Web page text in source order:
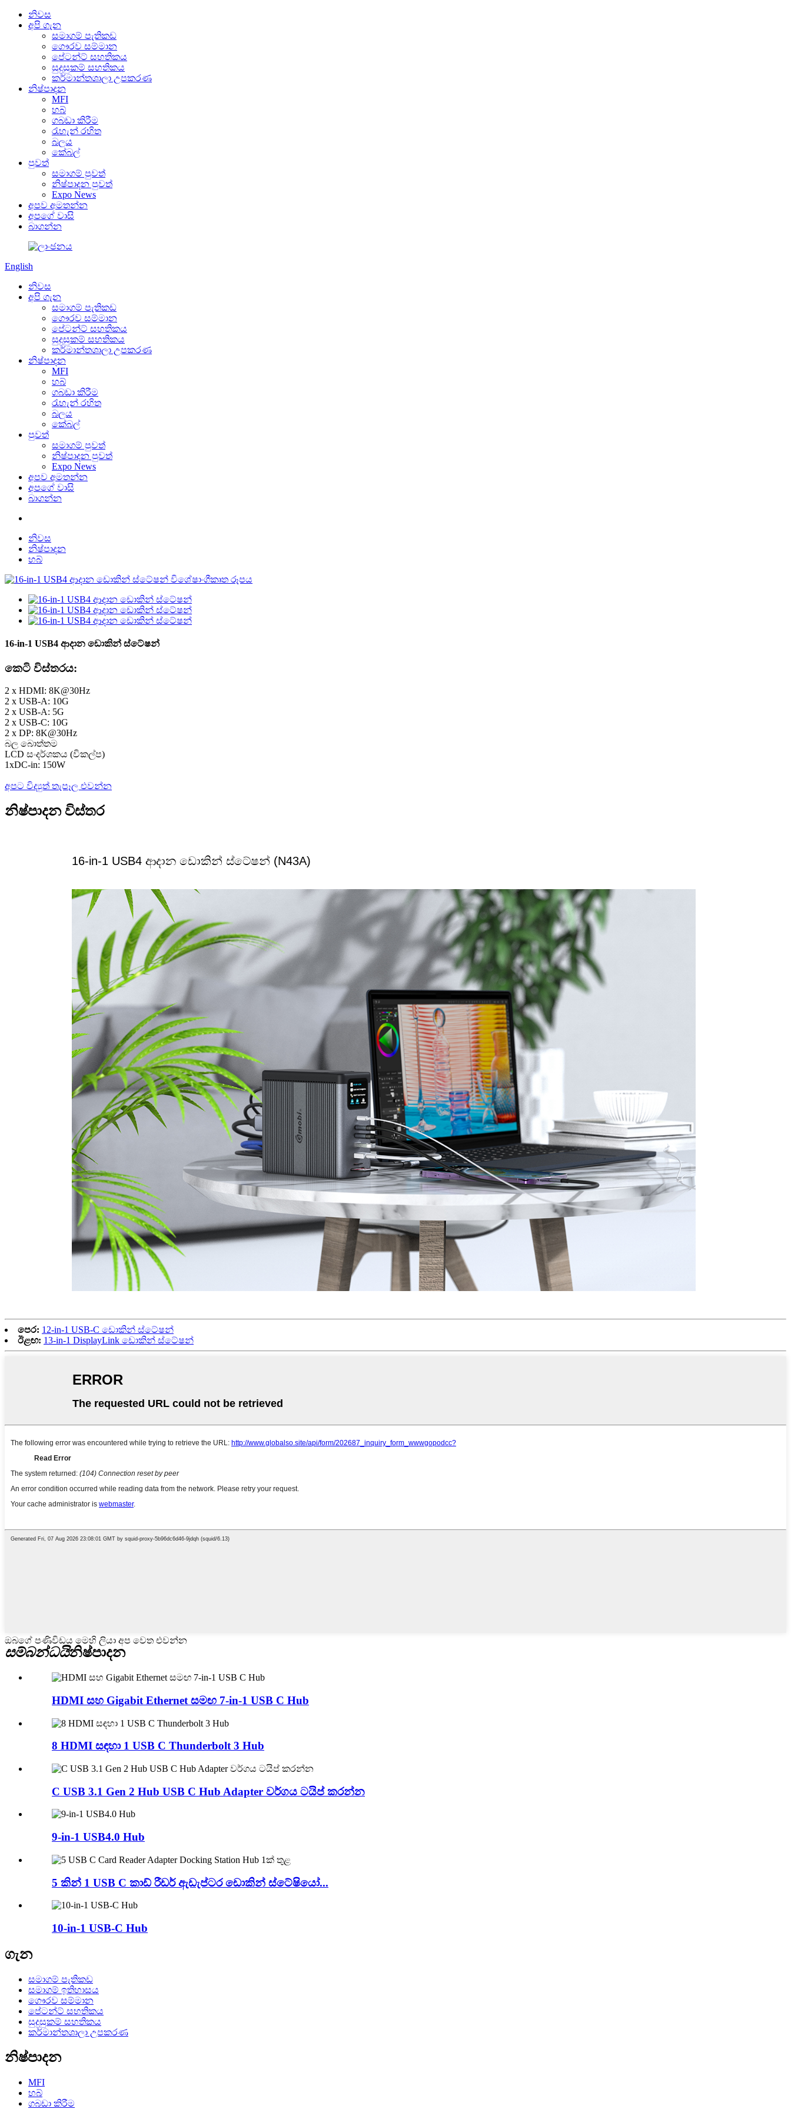
නිවස
අපි ගැන
සමාගම් පැතිකඩ
ගෞරව සම්මාන
පේටන්ට් සහතිකය
සුදුසුකම් සහතිකය
කර්මාන්තශාලා උපකරණ
නිෂ්පාදන
MFI
හබ්
ගබඩා කිරීම
රැහැන් රහිත
බලය
කේබල්
පුවත්
සමාගම් පුවත්
නිෂ්පාදන පුවත්
Expo News
අපව අමතන්න
අපගේ වාසි
බාගන්න
English
නිවස
අපි ගැන
සමාගම් පැතිකඩ
ගෞරව සම්මාන
පේටන්ට් සහතිකය
සුදුසුකම් සහතිකය
කර්මාන්තශාලා උපකරණ
නිෂ්පාදන
MFI
හබ්
ගබඩා කිරීම
රැහැන් රහිත
බලය
කේබල්
පුවත්
සමාගම් පුවත්
නිෂ්පාදන පුවත්
Expo News
අපව අමතන්න
අපගේ වාසි
බාගන්න
නිවස
නිෂ්පාදන
හබ්
16-in-1 USB4 ආදාන ඩොකින් ස්ටේෂන්
කෙටි විස්තරය:
2 x HDMI: 8K@30Hz
2 x USB-A: 10G
2 x USB-A: 5G
2 x USB-C: 10G
2 x DP: 8K@30Hz
බල බොත්තම
LCD සංදර්ශකය (විකල්ප)
1xDC-in: 150W
අපට විද්‍යුත් තැපෑල එවන්න
නිෂ්පාදන විස්තර
16-in-1 USB4 ආදාන ඩොකින් ස්ටේෂන් (N43A)
පෙර: 12-in-1 USB-C ඩොකින් ස්ටේෂන්
ඊළඟ: 13-in-1 DisplayLink ඩොකින් ස්ටේෂන්
ඔබගේ පණිවිඩය මෙහි ලියා අප වෙත එවන්න
සම්බන්ධයිනිෂ්පාදන
HDMI සහ Gigabit Ethernet සමඟ 7-in-1 USB C Hub
8 HDMI සඳහා 1 USB C Thunderbolt 3 Hub
C USB 3.1 Gen 2 Hub USB C Hub Adapter වර්ගය ටයිප් කරන්න
9-in-1 USB4.0 Hub
5 කින් 1 USB C කාඩ් රීඩර් ඇඩැප්ටර ඩොකින් ස්ටේෂියෝ...
10-in-1 USB-C Hub
ගැන
සමාගම් පැතිකඩ
සමාගම් ඉතිහාසය
ගෞරව සම්මාන
පේටන්ට් සහතිකය
සුදුසුකම් සහතිකය
කර්මාන්තශාලා උපකරණ
නිෂ්පාදන
MFI
හබ්
ගබඩා කිරීම